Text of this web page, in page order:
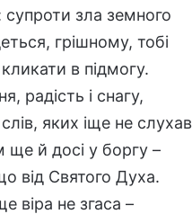
супроти зла земного
грішному, тобі
в підмогу.
радість і снагу,
яких іще не
й досі у боргу –
від Святого Духа.
віра не згаса –